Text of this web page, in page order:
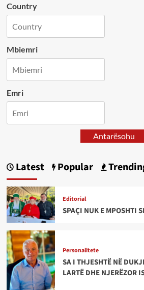
Country
Mbiemri
Emri
Antarësohu
Latest Popular
Editorial
SPAÇI NUK E MPOSHTI
Personalitete
SA I THJESHTË NË
LARTË DHE NJERËZOR